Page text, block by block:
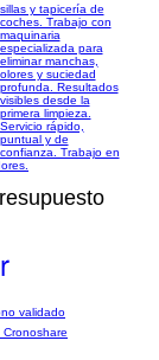
sillas y tapicería de
coches. Trabajo con
maquinaria
especializada para
eliminar manchas,
olores y suciedad
profunda. Resultados
visibles desde la
primera limpieza.
Servicio rápido,
puntual y de
confianza. Trabajo en
validado